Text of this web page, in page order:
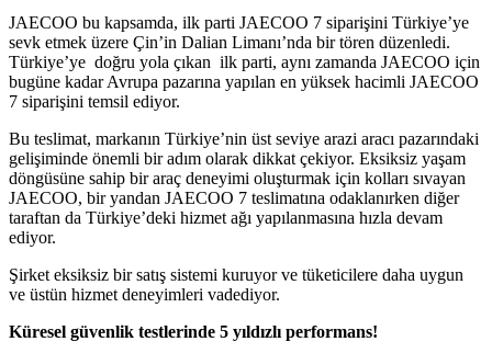
JAECOO bu kapsamda, ilk parti JAECOO 7 siparişini Türkiye’ye
sevk etmek üzere Çin’in Dalian Limanı’nda bir tören düzenledi.
Türkiye’ye doğru yola çıkan ilk parti, aynı zamanda JAECOO için
bugüne kadar Avrupa pazarına yapılan en yüksek hacimli JAECOO
7 siparişini temsil ediyor.
Bu teslimat, markanın Türkiye’nin üst seviye arazi aracı pazarındaki
gelişiminde önemli bir adım olarak dikkat çekiyor. Eksiksiz yaşam
döngüsüne sahip bir araç deneyimi oluşturmak için kolları sıvayan
JAECOO, bir yandan JAECOO 7 teslimatına odaklanırken diğer
taraftan da Türkiye’deki hizmet ağı yapılanmasına hızla devam
ediyor.
Şirket eksiksiz bir satış sistemi kuruyor ve tüketicilere daha uygun
ve üstün hizmet deneyimleri vadediyor.
Küresel güvenlik testlerinde 5 yıldızlı performans!